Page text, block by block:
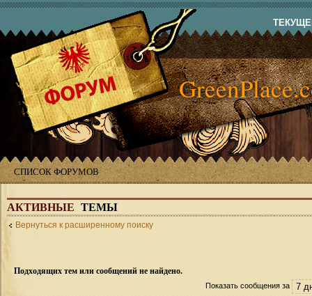
СПИСОК ФОРУМОВ
АКТИВНЫЕ ТЕМЫ
Вернуться к расширенному поиску
Подходящих тем или сообщений не найдено.
Показать сообщения за